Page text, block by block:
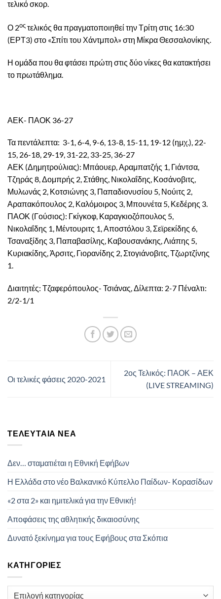
τελικό σκορ.
Ο 2οςτελικός θα πραγματοποιηθεί την Τρίτη στις 16:30
(ΕΡΤ3) στο «Σπίτι του Χάντμπολ» στη Μίκρα Θεσσαλονίκης.
Η ομάδα που θα φτάσει πρώτη στις δύο νίκες θα κατακτήσει
το πρωτάθλημα.
ΑΕΚ- ΠΑΟΚ 36-27
Τα πεντάλεπτα: 3-1, 6-4, 9-6, 13-8, 15-11, 19-12 (ημχ.), 22-
15, 26-18, 29-19, 31-22, 33-25, 36-27
ΑΕΚ (Δημητρούλιας): Μπάουερ, Αραμπατζής 1, Γιάντσα,
Τζηράς 8, Δομπρής 2, Στάθης, Νικολαΐδης, Κοσάνοβιτς,
Μυλωνάς 2, Κοτσιώνης 3, Παπαδιονυσίου 5, Νούιτς 2,
Αραπακόπουλος 2, Καλόμοιρος 3, Μπουνέτα 5, Κεδέρης 3.
ΠΑΟΚ (Γούσιος): Γκίγκοφ, Καραγκιοζόπουλος 5,
Νικολαΐδης 1, Μέντουριτς 1, Αποστόλου 3, Σεϊρεκίδης 6,
Τσαναξίδης 3, Παπαβασίλης, Καβουσανάκης, Λιάπης 5,
Κυριακίδης, Άρσιτς, Γιορανίδης 2, Στογιάνοβιτς, Τζωρτζίνης
1.
Διαιτητές: Τζαφερόπουλος- Τσιάνας, Δίλεπτα: 2-7 Πέναλτι:
2/2-1/1
Οι τελικές φάσεις 2020-2021
2ος Τελικός: ΠΑΟΚ – ΑΕΚ
(LIVE STREAMING)
ΤΕΛΕΥΤΑΊΑ ΝΈΑ
Δεν… σταματιέται η Εθνική Εφήβων
Η Ελλάδα στο νέο Βαλκανικό Κύπελλο Παίδων- Κορασίδων
«2 στα 2» και ημιτελικά για την Εθνική!
Αποφάσεις της αθλητικής δικαιοσύνης
Δυνατό ξεκίνημα για τους Εφήβους στα Σκόπια
KΑΤΗΓΟΡΊΕΣ
Kατηγορίες